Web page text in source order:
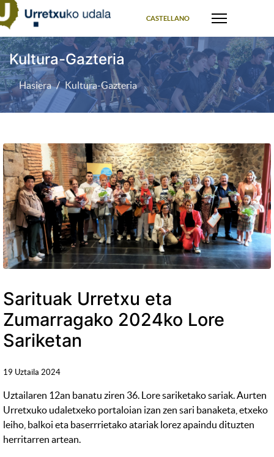
CASTELLANO
Kultura-Gazteria
Hasiera Kultura-Gazteria
Sarituak Urretxu eta
Zumarragako 2024ko Lore
Sariketan
19 Uztaila 2024
Uztailaren 12an banatu ziren 36. Lore sariketako sariak. Aurten
Urretxuko udaletxeko portaloian izan zen sari banaketa, etxeko
leiho, balkoi eta baserrrietako atariak lorez apaindu dituzten
herritarren artean.